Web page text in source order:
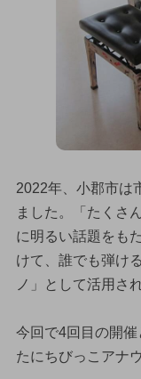
2022年、小郡市は
ました。「たくさ
に明るい話題をも
けて、誰でも弾け
ノ」として活用さ
今回で4回目の開
たにちびっこアナ